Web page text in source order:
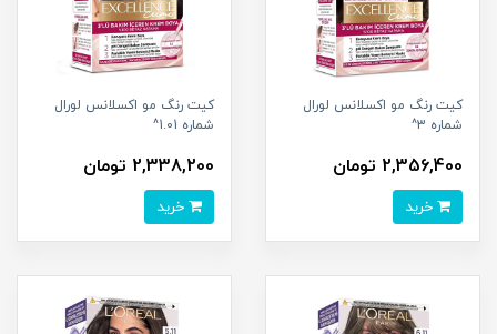
کیت رنگ مو اکسلانس لورال
شماره 3^
2,356,400 تومان
کیت رنگ مو اکسلانس لورال
شماره 1.01^
2,338,200 تومان